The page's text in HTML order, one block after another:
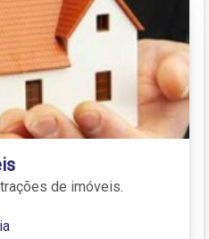
de imóveis.